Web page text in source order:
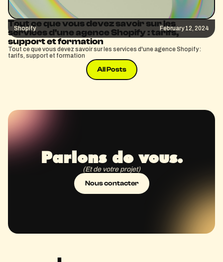
Shopify February 12, 2024
Tout ce que vous devez savoir sur les
services d'une agence Shopify : tarifs,
support et formation
Tout ce que vous devez savoir sur les services d'une agence Shopify :
tarifs, support et formation
All Posts
Parlons de vous.
(Et de votre projet)
Nous contacter